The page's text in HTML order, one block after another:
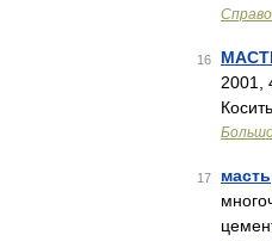
16
2001,
17 масть